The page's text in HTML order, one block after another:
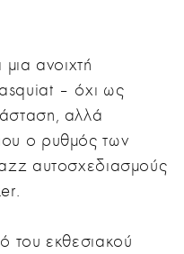
ανοιχτή
– όχι ως
αλλά
ο ρυθμός των
αυτοσχεδιασμούς
του εκθεσιακού